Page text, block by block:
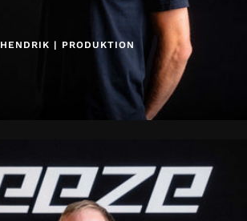
HENDRIK | PRODUKTION